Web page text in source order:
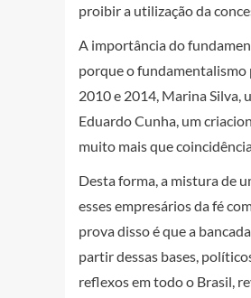
proibir a utilização da
A importância do
porque o fundamentalismo
2010 e 2014, Marina Silva,
Eduardo Cunha, um
muito mais que
Desta forma, a mistura de
esses empresários da fé
prova disso é que a
partir dessas bases,
reflexos em todo o Brasil,